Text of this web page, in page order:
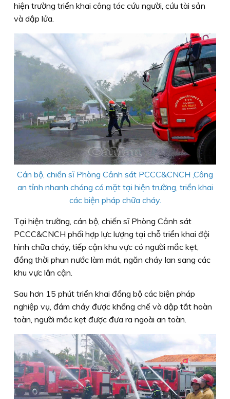
hiện trường triển khai công tác cứu người, cứu tài sản
và dập lửa.
Cán bộ, chiến sĩ Phòng Cảnh sát PCCC&CNCH ,Công
an tỉnh nhanh chóng có mặt tại hiện trường, triển khai
các biện pháp chữa cháy.
Tại hiện trường, cán bộ, chiến sĩ Phòng Cảnh sát
PCCC&CNCH phối hợp lực lượng tại chỗ triển khai đội
hình chữa cháy, tiếp cận khu vực có người mắc kẹt,
đồng thời phun nước làm mát, ngăn cháy lan sang các
khu vực lân cận.
Sau hơn 15 phút triển khai đồng bộ các biện pháp
nghiệp vụ, đám cháy được khống chế và dập tắt hoàn
toàn, người mắc kẹt được đưa ra ngoài an toàn.